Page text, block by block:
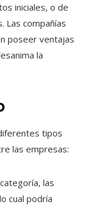
iniciales, o de
Las compañías
poseer ventajas
la
tipos
las empresas:
las
cual podría